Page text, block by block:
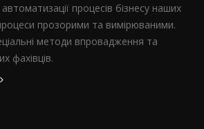
процесів бізнесу наших
прозорими та вимірюваними.
методи впровадження та
фахівців.